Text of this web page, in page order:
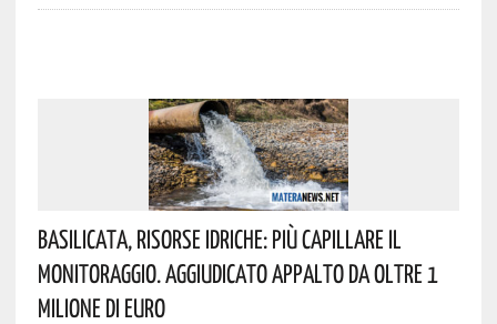
Basilicata, Risorse Idriche: Più Capillare Il
Monitoraggio. Aggiudicato Appalto Da Oltre 1
Milione Di Euro